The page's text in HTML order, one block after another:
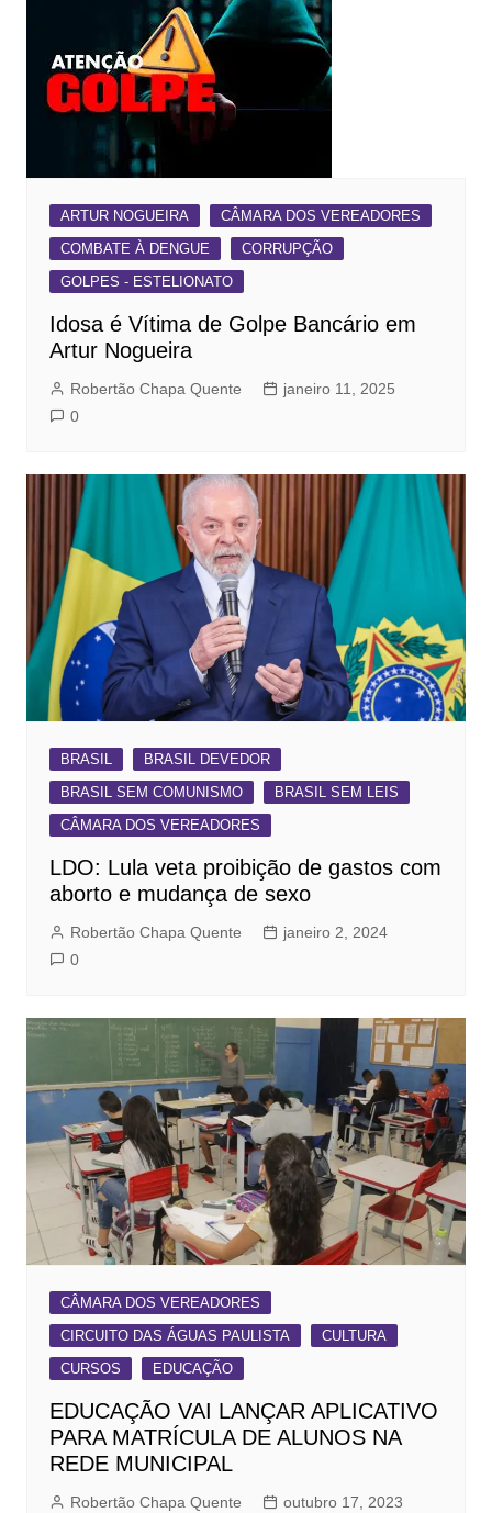
ARTUR NOGUEIRA
CÂMARA DOS VEREADORES
COMBATE À DENGUE
CORRUPÇÃO
GOLPES - ESTELIONATO
Idosa é Vítima de Golpe Bancário em
Artur Nogueira
Robertão Chapa Quente
janeiro 11, 2025
0
BRASIL
BRASIL DEVEDOR
BRASIL SEM COMUNISMO
BRASIL SEM LEIS
CÂMARA DOS VEREADORES
LDO: Lula veta proibição de gastos com
aborto e mudança de sexo
Robertão Chapa Quente
janeiro 2, 2024
0
CÂMARA DOS VEREADORES
CIRCUITO DAS ÁGUAS PAULISTA
CULTURA
CURSOS
EDUCAÇÃO
EDUCAÇÃO VAI LANÇAR APLICATIVO
PARA MATRÍCULA DE ALUNOS NA
REDE MUNICIPAL
Robertão Chapa Quente
outubro 17, 2023